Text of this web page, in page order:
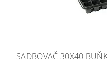
SADBOVAČ 30X40